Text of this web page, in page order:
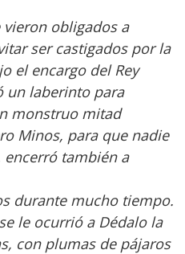
obligados a
ser castigados por la
el encargo del Rey
un laberinto para
monstruo mitad
Minos, para que nadie
también a
durante mucho tiempo.
le ocurrió a Dédalo la
con plumas de pájaros